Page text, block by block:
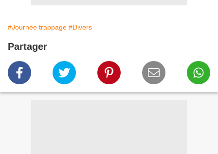
#Journée trappage #Divers
Partager